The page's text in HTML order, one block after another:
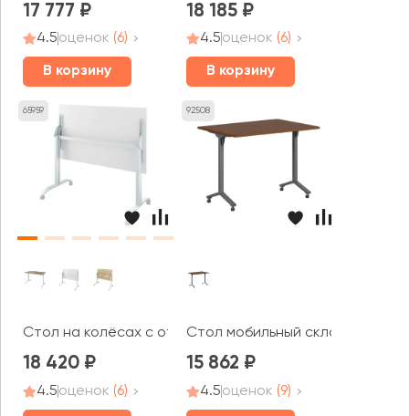
17 777
4.5оценок (6)
В корзину
18 185
4.5оценок (6)
В корзину
65959
Стол на колёсах с откидной столешницей
18 420
4.5оценок (6)
92508
Стол мобильный складной
15 862
4.5оценок (9)